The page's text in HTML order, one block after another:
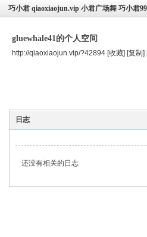
巧小君 qiaoxiaojun.vip 小君广场舞 巧小君
gluewhale41的个人空间
http://qiaoxiaojun.vip/?42894 [收藏] [复制]
日志
还没有相关的日志